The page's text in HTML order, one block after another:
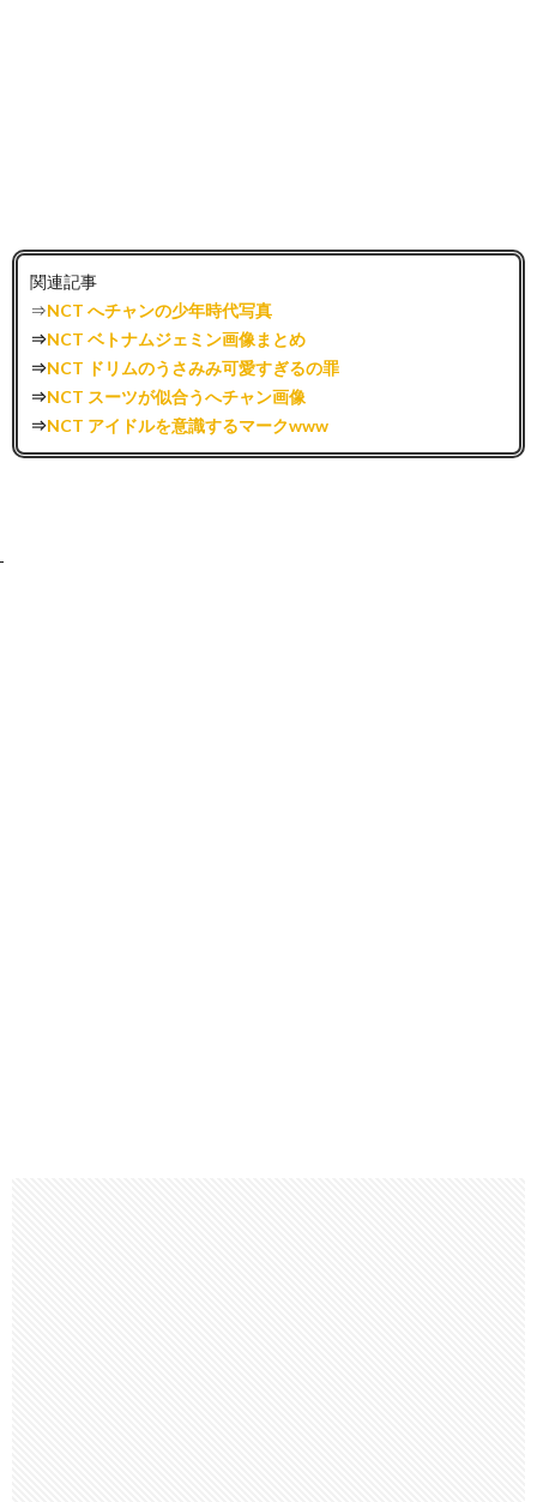
関連記事
⇒NCT へチャンの少年時代写真
⇒NCT ベトナムジェミン画像まとめ
⇒NCT ドリムのうさみみ可愛すぎるの罪
⇒NCT スーツが似合うへチャン画像
⇒NCT アイドルを意識するマークwww